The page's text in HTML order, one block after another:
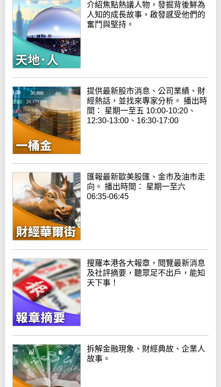
介紹焦點熱議人物，發掘背後鮮為
人知的成長故事，啟發感受他們的
奮鬥與堅持。
提供最新股市消息、公司業績、財
經熱話，並找來專家分析。 播出時
間： 星期一至五 10:00-10:20、
12:30-13:00、16:30-17:00
匯報最新歐美股匯、金市及油市走
向。 播出時間： 星期一至六
06:35-06:45
搜羅本港各大報章，閱覽最新消息
及社評摘要，聽眾足不出戶，能知
天下事！
拆解金融現象、財經典故、企業人
故事。